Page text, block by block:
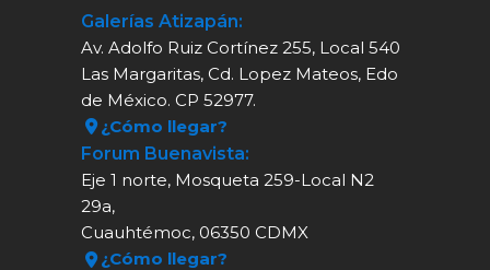
Galerías Atizapán:
Av. Adolfo Ruiz Cortínez 255, Local 540
Las Margaritas, Cd. Lopez Mateos, Edo
de México. CP 52977.
¿Cómo llegar?
Forum Buenavista:
Eje 1 norte, Mosqueta 259-Local N2
29a,
Cuauhtémoc, 06350 CDMX
¿Cómo llegar?